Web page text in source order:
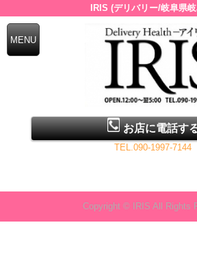
IRIS (デリバリー/岐阜県
お店に電話す
TEL.090-1997-7144
Copyright © IRIS All Rights